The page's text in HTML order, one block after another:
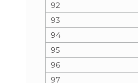
92
93
94
95
96
97